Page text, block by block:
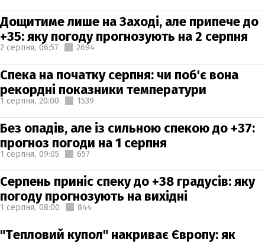
Дощитиме лише на Заході, але припече до
+35: яку погоду прогнозують на 2 серпня
2 серпня, 06:57 2694
Спека на початку серпня: чи поб'є вона
рекордні показники температури
1 серпня, 20:00 1539
Без опадів, але із сильною спекою до +37:
прогноз погоди на 1 серпня
1 серпня, 09:05 657
Серпень приніс спеку до +38 градусів: яку
погоду прогнозують на вихідні
1 серпня, 08:00 844
"Тепловий купол" накриває Європу: як